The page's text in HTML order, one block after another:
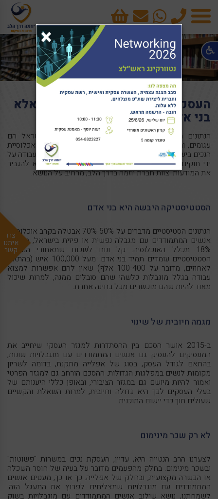
תפריט
טלפון cart
צרו
איתנו
קשר
העסקת נכים: זה לא סטטיסטיקה אלא
בני אדם
הנתונים הסטטיסיים הנוגעים לתחום העסקת נכים בישראל הם
עגומים, ומראים על אחוזי אבטלה של 50%-70% מכלל אכלוסיית
הנכים בישראל. כל הניסיונות להקטין את האפלייה בשוק העבודה על
ידי חוקים לא עזרו עד היום, והדרך היחידה ליצור שינוי היא להגביר
את המודעות. צוות חברת יוזמה בדרך הלב, מרחיב על הנושא.
הסטטיסטיקה היבשה היא בני אדם
הנתונים הסטיסטיים מדברים על 50%-70% אבטלה בקרב אוכלוסיית
אנשים המתמודדים עם מגבלה נפשית או פיזית בישראל, המהווה
18% מכלל האוכלוסיה. קל ונוח לשכוח שמאחורי הנתונים
הסטטיסטיים עומדים תמיד בני אדם: מעל 100,000 איש (בהתאם
לאחוזים, מדובר על 100-400 אלף) שאין להם אפשרות למצוא
עבודה בגלל מוגבלות כלשהי שהם סובלים ממנה, למרות שיכול
מאוד להיות שהם מוכשרים מכל בחינה אחרת.
מגמה חיובית של שינוי
ב-2015 אושר הסכם בין ההסתדרות למגזר העסקי שיחייב את
המעסיקים להעסיק גם אנשים המתמודדים עם מוגבלויות שונות,
בהתאם לגודל העסק, בסוג של אפלייה מתקנת, בדומה לשריון
מקומות לנשים במפלגות הגדולות. ההסכם הורחב גם למגזר הפרטי
ואמור להיות מיושם גם במגזר הציבורי, ובאופן כללי היענותם של
בעלי העסקים לכך היא גדולה וחיובית, למרות השאלת והקשיים
שעולים תוך כדי יישום התוכנית.
לא רק שכר מינימום
לצערנו הרב הנטייה היא, עדיין, העסקת נכים במשרות "פשוטות"
ובשכר מינימום. בחלק מהפעמים מדובר על בעיה של חוסר השכלה
או הכשרה מקצועית, ובחלק של אפלייה. כך או כך, מעטים אנשים
המתמודדים עם מוגבלויות שמצליחים לפרוץ את המעגל הזה.
לשמחתנו, נושא שילוב אנשים המתמודדים עם מוגבלויות בשוק
×